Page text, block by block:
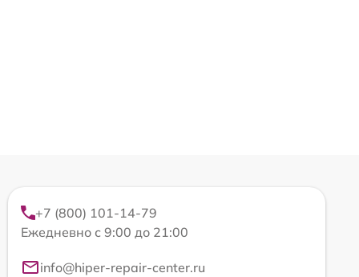
+7 (800) 101-14-79
Ежедневно с 9:00 до 21:00
info@hiper-repair-center.ru